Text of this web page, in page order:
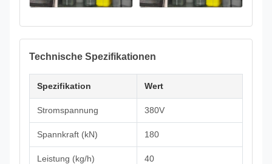
Technische Spezifikationen
Spezifikation Wert
Stromspannung 380V
Spannkraft (kN) 180
Leistung (kg/h) 40